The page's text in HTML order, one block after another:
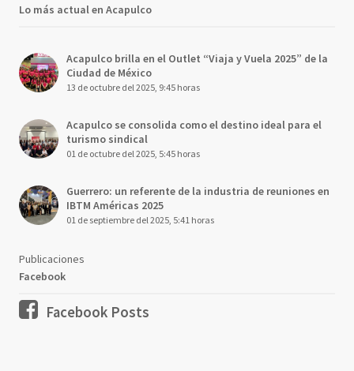
Lo más actual en Acapulco
Acapulco brilla en el Outlet “Viaja y Vuela 2025” de la
Ciudad de México
13 de octubre del 2025, 9:45 horas
Acapulco se consolida como el destino ideal para el
turismo sindical
01 de octubre del 2025, 5:45 horas
Guerrero: un referente de la industria de reuniones en
IBTM Américas 2025
01 de septiembre del 2025, 5:41 horas
Publicaciones
Facebook
Facebook Posts